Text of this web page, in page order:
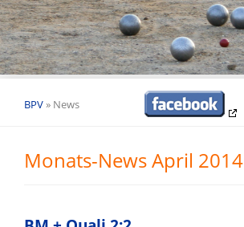
BPV» News
Monats-News April 2014